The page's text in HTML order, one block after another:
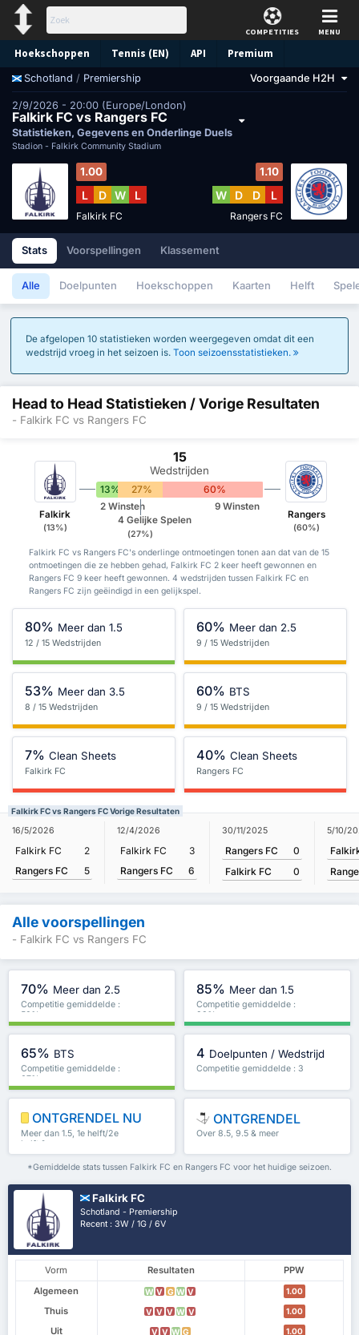
COMPETITIES MENU
Hoekschoppen Tennis (EN) API Premium
Voorspelling
Schotland / Premiership Voorgaande H2H
2/9/2026 - 20:00 (Europe/London)
Falkirk FC vs Rangers FC
Statistieken, Gegevens en Onderlinge Duels
Stadion - Falkirk Community Stadium
1.00
L D W L
Falkirk FC
1.10
W D D L
Rangers FC
Stats Voorspellingen Klassement
Alle Doelpunten Hoekschoppen Kaarten Helft
De afgelopen 10 statistieken worden weergegeven omdat dit een
wedstrijd vroeg in het seizoen is. Toon seizoensstatistieken.
Head to Head Statistieken / Vorige Resultaten
- Falkirk FC vs Rangers FC
Falkirk
(13%)
15
Wedstrijden
13% 27% 60%
2 Winsten
4 Gelijke Spelen
(27%)
9 Winsten
Rangers
(60%)
Falkirk FC vs Rangers FC's onderlinge ontmoetingen tonen aan dat van de 15
ontmoetingen die ze hebben gehad, Falkirk FC 2 keer heeft gewonnen en
Rangers FC 9 keer heeft gewonnen. 4 wedstrijden tussen Falkirk FC en
Rangers FC zijn geëindigd in een gelijkspel.
80% Meer dan 1.5
12 / 15 Wedstrijden
60% Meer dan 2.5
9 / 15 Wedstrijden
53% Meer dan 3.5
8 / 15 Wedstrijden
60% BTS
9 / 15 Wedstrijden
7% Clean Sheets
Falkirk FC
40% Clean Sheets
Rangers FC
Falkirk FC vs Rangers FC Vorige Resultaten
16/5/2026
Falkirk FC
2
Rangers FC
5
12/4/2026
Falkirk FC
3
Rangers FC
6
30/11/2025
Rangers FC
0
Falkirk FC
0
5/10/
Alle voorspellingen
- Falkirk FC vs Rangers FC
70% Meer dan 2.5
Competitie gemiddelde :
50%
85% Meer dan 1.5
Competitie gemiddelde :
83%
65% BTS
Competitie gemiddelde :
67%
4 Doelpunten / Wedstrijd
Competitie gemiddelde : 3
ONTGRENDEL NU
Meer dan 1.5, 1e helft/2e
helft & meer
ONTGRENDEL
Over 8.5, 9.5 & meer
*Gemiddelde stats tussen Falkirk FC en Rangers FC voor het huidige seizoen.
Falkirk FC
Schotland - Premiership
Recent : 3W / 1G / 6V
Vorm Resultaten
PPW
Algemeen
W V G W V 1.00
Thuis V V V W V 1.00
Uit V V W G 1.00